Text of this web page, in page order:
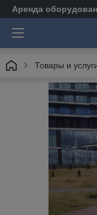
Аренда
Товары и